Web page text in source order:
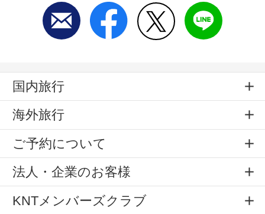
国内旅行
海外旅行
ご予約について
法人・企業のお客様
KNTメンバーズクラブ